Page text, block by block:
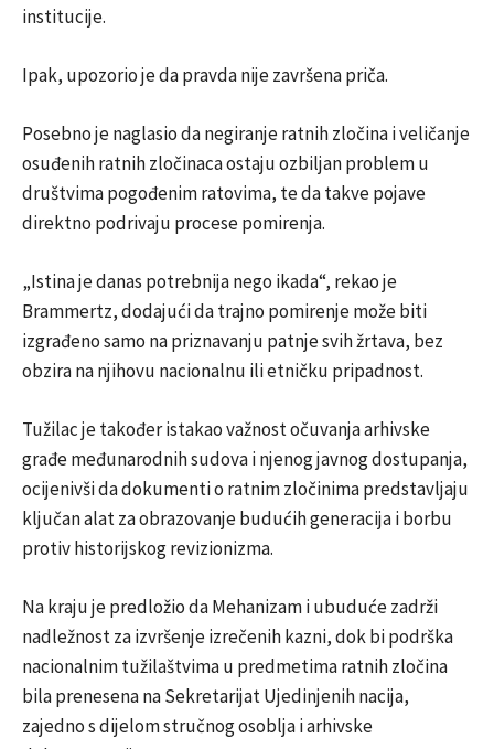
institucije.
Ipak, upozorio je da pravda nije završena priča.
Posebno je naglasio da negiranje ratnih zločina i veličanje
osuđenih ratnih zločinaca ostaju ozbiljan problem u
društvima pogođenim ratovima, te da takve pojave
direktno podrivaju procese pomirenja.
„Istina je danas potrebnija nego ikada“, rekao je
Brammertz, dodajući da trajno pomirenje može biti
izgrađeno samo na priznavanju patnje svih žrtava, bez
obzira na njihovu nacionalnu ili etničku pripadnost.
Tužilac je također istakao važnost očuvanja arhivske
građe međunarodnih sudova i njenog javnog dostupanja,
ocijenivši da dokumenti o ratnim zločinima predstavljaju
ključan alat za obrazovanje budućih generacija i borbu
protiv historijskog revizionizma.
Na kraju je predložio da Mehanizam i ubuduće zadrži
nadležnost za izvršenje izrečenih kazni, dok bi podrška
nacionalnim tužilaštvima u predmetima ratnih zločina
bila prenesena na Sekretarijat Ujedinjenih nacija,
zajedno s dijelom stručnog osoblja i arhivske